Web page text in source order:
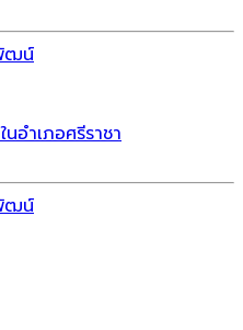
ฒน์
อำเภอศรีราชา
ฒน์